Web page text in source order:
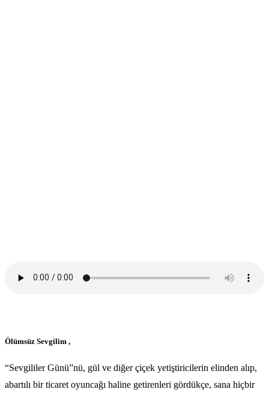
Ölümsüz Sevgilim ,
“Sevgililer Günü”nü, gül ve diğer çiçek yetiştiricilerin elinden alıp,
abartılı bir ticaret oyuncağı haline getirenleri gördükçe, sana hiçbir